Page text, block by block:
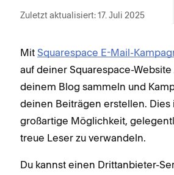
Zuletzt aktualisiert: 17. Juli 2025
Mit Squarespace E-Mail-
auf deiner Squarespace-
deinem Blog sammeln und
deinen Beiträgen erstellen. Dies
großartige Möglichkeit,
treue Leser zu verwandeln.
Du kannst einen Drittanbieter-